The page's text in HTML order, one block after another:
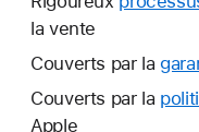
la vente
Couverts par la
Couverts par la
Apple